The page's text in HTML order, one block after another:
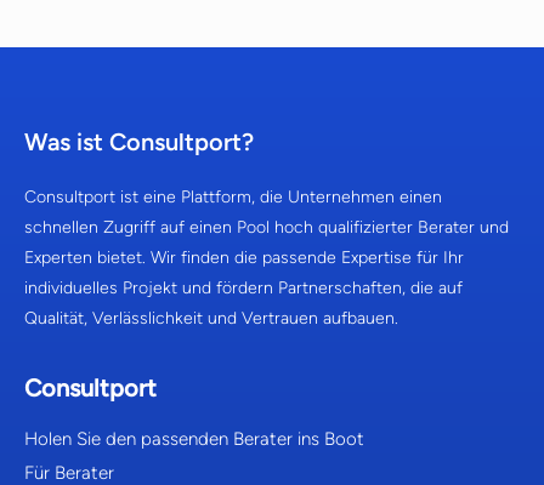
Was ist Consultport?
Consultport ist eine Plattform, die Unternehmen einen
schnellen Zugriff auf einen Pool hoch qualifizierter Berater und
Experten bietet. Wir finden die passende Expertise für Ihr
individuelles Projekt und fördern Partnerschaften, die auf
Qualität, Verlässlichkeit und Vertrauen aufbauen.
Consultport
Holen Sie den passenden Berater ins Boot
Für Berater